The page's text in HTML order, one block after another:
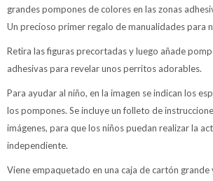
grandes pompones de colores en las zonas
Un precioso primer regalo de manualidades para
Retira las figuras precortadas y luego añade
adhesivas para revelar unos perritos adorables.
Para ayudar al niño, en la imagen se indican los
los pompones. Se incluye un folleto de
imágenes, para que los niños puedan realizar la
independiente.
Viene empaquetado en una caja de cartón grande